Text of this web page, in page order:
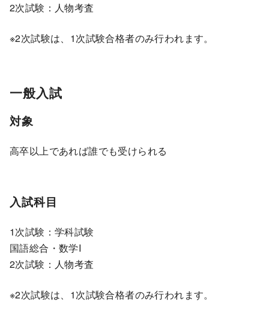
2次試験：人物考査
※2次試験は、1次試験合格者のみ行われます。
一般入試
対象
高卒以上であれば誰でも受けられる
入試科目
1次試験：学科試験
国語総合・数学I
2次試験：人物考査
※2次試験は、1次試験合格者のみ行われます。